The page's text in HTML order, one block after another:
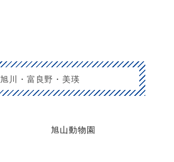
旭川・富良野・美瑛
旭山動物園